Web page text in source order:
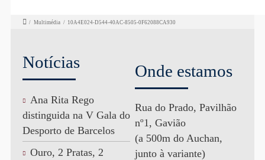
/ Multimédia / 10A4E024-D544-40AC-8505-0F62088CA930
Notícias
Ana Rita Rego
distinguida na V Gala do
Desporto de Barcelos
Ouro, 2 Pratas, 2
Onde estamos
Rua do Prado, Pavilhão
nº1, Gavião
(a 500m do Auchan,
junto à variante)